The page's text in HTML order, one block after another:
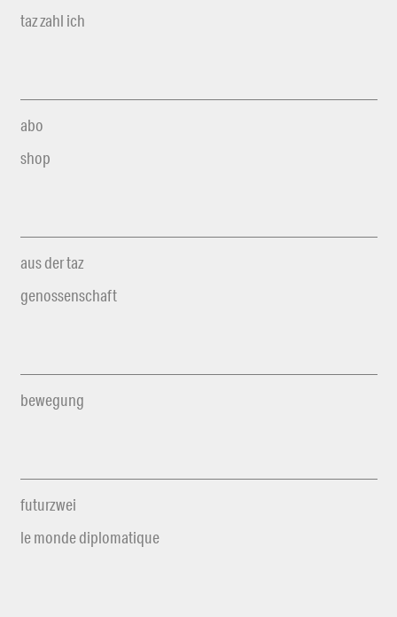
taz zahl ich
abo
shop
aus der taz
genossenschaft
bewegung
futurzwei
le monde diplomatique